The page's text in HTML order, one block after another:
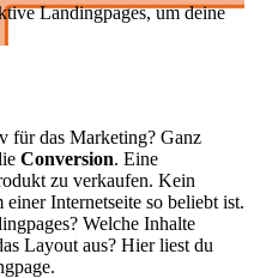
Landingpages, um deine
für das Marketing? Ganz
Conversion. Eine
zu verkaufen. Kein
Internetseite so beliebt ist.
Welche Inhalte
Layout aus? Hier liest du